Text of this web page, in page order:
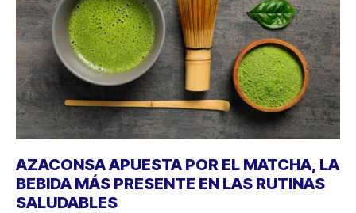
AZACONSA APUESTA POR EL MATCHA, LA
BEBIDA MÁS PRESENTE EN LAS RUTINAS
SALUDABLES